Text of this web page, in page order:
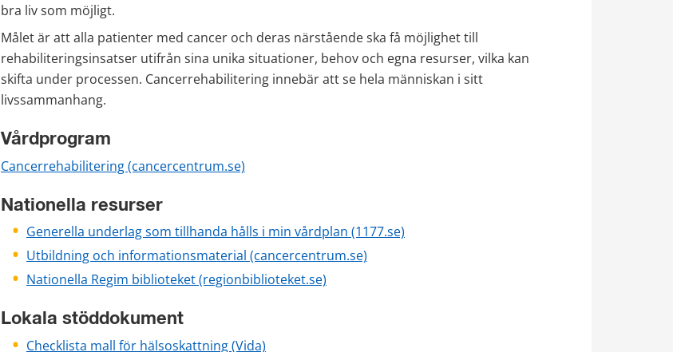
bra liv som möjligt.
Målet är att alla patienter med cancer och deras närstående ska få möjlighet till
rehabiliteringsinsatser utifrån sina unika situationer, behov och egna resurser, vilka kan
skifta under processen. Cancerrehabilitering innebär att se hela människan i sitt
livssammanhang.
Vårdprogram
Cancerrehabilitering (cancercentrum.se)
Nationella resurser
Generella underlag som tillhanda hålls i min vårdplan (1177.se)
Utbildning och informationsmaterial (cancercentrum.se)
Nationella Regim biblioteket (regionbiblioteket.se)
Lokala stöddokument
Checklista mall för hälsoskattning (Vida)